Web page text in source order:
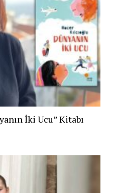
İki Ucu” Kitabı